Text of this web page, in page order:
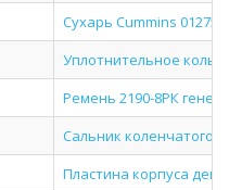
Сухарь Cummins
Уплотнительное
Ремень 2190-8РК
Сальник коленчатого
Пластина корпуса